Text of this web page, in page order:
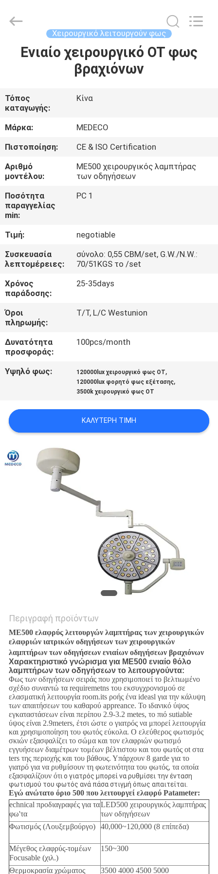
ΣΠΊΤΙ
ΠΕΡΊΠΟΥ
ΕΜΕΊΣ
ΓΎΡΟΣ
ΕΡΓΟΣΤΑΣΊΩΝ
ΠΟΙΟΤΙΚΌΣ
ΈΛΕΓΧΟΣ
ΜΑΣ
ΕΛΆΤΕ
ΣΕ
ΕΠΑΦΉ
ΜΕ
ΕΙΔΉΣΕΙΣ
ΠΕΡΙΠΤΏΣΕΙΣ
SITEMAP
PRIVACY
POLICY
Rights
Χειρουργικό λειτουργούν φως
Ενιαίο χειρουργικό OT φως
βραχιόνων
Τόπος
καταγωγής:
Κίνα
Μάρκα:
MEDECO
Πιστοποίηση:
CE & ISO Certification
Αριθμό
μοντέλου:
ME500 χειρουργικός λαμπτήρας
των οδηγήσεων
Ποσότητα
παραγγελίας
min:
PC 1
Τιμή:
negotiable
Συσκευασία
λεπτομέρειες:
σύνολο: 0,55 CBM/set, G.W./N.W.:
70/51KGS το /set
Χρόνος
παράδοσης:
25-35days
Όροι
πληρωμής:
T/T, L/C Westunion
Δυνατότητα
προσφοράς:
100pcs/month
Υψηλό φως: 120000lux χειρουργικό φως OT,
120000lux φορητό φως εξέτασης,
3500k χειρουργικό φως OT
ΚΑΛΎΤΕΡΗ ΤΙΜΉ
Περιγραφή προϊόντων
ME500 ελαφρύς λειτουργών λαμπτήρας των χειρουργικών
ελαφριών ιατρικών οδηγήσεων των χειρουργικών
λαμπτήρων των οδηγήσεων ενιαίων οδηγήσεων βραχιόνων
Χαρακτηριστικό γνώρισμα για ME500 ενιαίο θόλο
λαμπτήρων των οδηγήσεων το λειτουργούντα:
Φως των οδηγήσεων σειράς που χρησιμοποιεί το βελτιωμένο
σχέδιο συναντώ τα requiremetns του εκσυγχρονισμού σε
ελασματική λειτουργία room.its ροής ένα ideasl για την κάλυψη
των απαιτήσεων του καθαρού appreance. Το ιδανικό ύψος
εγκαταστάσεων είναι περίπου 2.9-3.2 metes, το πιό sutiable
ύψος είναι 2.9meters, έτσι ώστε ο γιατρός να μπορεί λειτουργία
και χρησιμοποίηση του φωτός εύκολα. Ο ελεύθερος φωτισμός
σκιών εξασφαλίζει το σώμα και τον ελαφριών φωτισμό
εγγυήσεων διαμέτρων τομέων βέλτιστου και του φωτός ot στα
ters της περιοχής και του βάθους. Υπάρχουν 8 garde για το
γιατρό για να ρυθμίσουν τη φωτεινότητα του φωτός, τα οποία
εξασφαλίζουν ότιο γιατρός μπορεί να ρυθμίσει την ένταση
φωτισμού του φωτός ανά πάσα στιγμή όπως απαιτείται.
Εγώ ανώτατο όριο 500 που λειτουργεί ελαφρύ Patameter:
echnical προδιαγραφές για τα
φω'τα
LED500 χειρουργικός λαμπτήρας
των οδηγήσεων
Φωτισμός (Λουξεμβούργο)
40,000~120,000 (8 επίπεδα)
Μέγεθος ελαφρύς-τομέων
Focusable (χιλ.)
150~300
Θερμοκρασία χρώματος 3500 4000 4500 5000